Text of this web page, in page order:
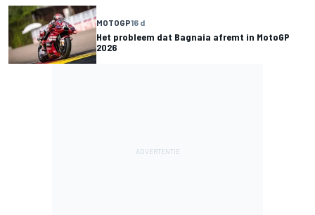
MOTOGP16 d
Het probleem dat Bagnaia afremt in MotoGP
2026